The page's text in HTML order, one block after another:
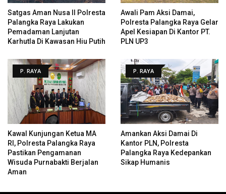
Satgas Aman Nusa II Polresta
Palangka Raya Lakukan
Pemadaman Lanjutan
Karhutla Di Kawasan Hiu Putih
Awali Pam Aksi Damai,
Polresta Palangka Raya Gelar
Apel Kesiapan Di Kantor PT.
PLN UP3
P. RAYA
Kawal Kunjungan Ketua MA
RI, Polresta Palangka Raya
Pastikan Pengamanan
Wisuda Purnabakti Berjalan
Aman
P. RAYA
Amankan Aksi Damai Di
Kantor PLN, Polresta
Palangka Raya Kedepankan
Sikap Humanis